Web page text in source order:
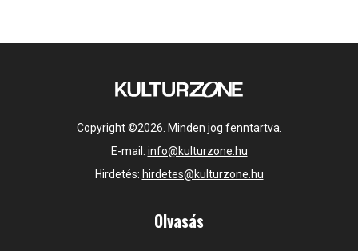
Copyright ©2026. Minden jog fenntartva.
E-mail: info@kulturzone.hu
Hirdetés: hirdetes@kulturzone.hu
Olvasás